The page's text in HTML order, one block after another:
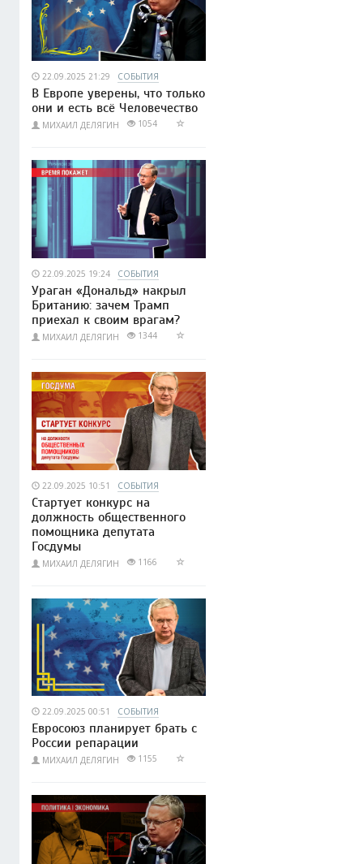
22.09.2025 21:29 СОБЫТИЯ
В Европе уверены, что только
они и есть всё Человечество
МИХАИЛ ДЕЛЯГИН 1054
22.09.2025 19:24 СОБЫТИЯ
Ураган «Дональд» накрыл
Британию: зачем Трамп
приехал к своим врагам?
МИХАИЛ ДЕЛЯГИН 1344
22.09.2025 10:51 СОБЫТИЯ
Стартует конкурс на
должность общественного
помощника депутата
Госдумы
МИХАИЛ ДЕЛЯГИН 1166
22.09.2025 00:51 СОБЫТИЯ
Евросоюз планирует брать с
России репарации
МИХАИЛ ДЕЛЯГИН 1155